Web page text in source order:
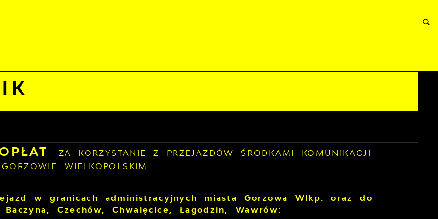
ZA KORZYSTANIE Z PRZEJAZDÓW ŚRODKAMI KOMUNIKACJI
WIELKOPOLSKIM
w granicach administracyjnych miasta Gorzowa Wlkp. oraz do
Baczyna, Czechów, Chwalęcice, Łagodzin, Wawrów: